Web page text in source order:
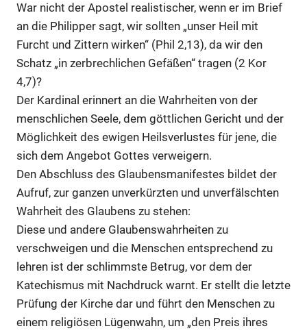
War nicht der Apostel realistischer, wenn er im Brief
an die Philipper sagt, wir sollten „unser Heil mit
Furcht und Zittern wirken“ (Phil 2,13), da wir den
Schatz „in zerbrechlichen Gefäßen“ tragen (2 Kor
4,7)?
Der Kardinal erinnert an die Wahrheiten von der
menschlichen Seele, dem göttlichen Gericht und der
Möglichkeit des ewigen Heilsverlustes für jene, die
sich dem Angebot Gottes verweigern.
Den Abschluss des Glaubensmanifestes bildet der
Aufruf, zur ganzen unverkürzten und unverfälschten
Wahrheit des Glaubens zu stehen:
Diese und andere Glaubenswahrheiten zu
verschweigen und die Menschen entsprechend zu
lehren ist der schlimmste Betrug, vor dem der
Katechismus mit Nachdruck warnt. Er stellt die letzte
Prüfung der Kirche dar und führt den Menschen zu
einem religiösen Lügenwahn, um „den Preis ihres